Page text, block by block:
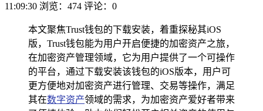
11:09:30 浏览：474 评论：0
本文聚焦Trust钱包的下载安装，着重探秘其iOS
版，Trust钱包能为用户开启便捷的加密资产之旅，
在加密资产管理领域，它为用户提供了一个可操作
的平台，通过下载安装该钱包的iOS版本，用户可
更方便地对加密资产进行管理、交易等操作，满足
其在数字资产领域的需求，为加密资产爱好者带来